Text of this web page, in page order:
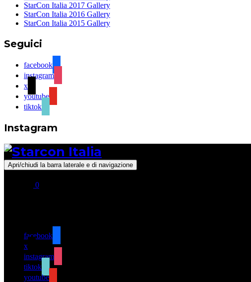
StarCon Italia 2017 Gallery
StarCon Italia 2016 Gallery
StarCon Italia 2015 Gallery
Seguici
facebook
instagram
x
youtube
tiktok
Instagram
Apri/chiudi la barra laterale e di navigazione
0
facebook
x
instagram
tiktok
youtube